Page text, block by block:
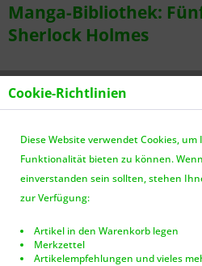
Manga-Bibliothek:
Sherlock Holmes
Cookie-Richtlinien
Diese Website verwendet Cookies,
Funktionalität bieten zu können.
einverstanden sein sollten, stehen
zur Verfügung:
Artikel in den Warenkorb legen
Merkzettel
Artikelempfehlungen und vieles